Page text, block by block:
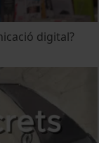
digital?